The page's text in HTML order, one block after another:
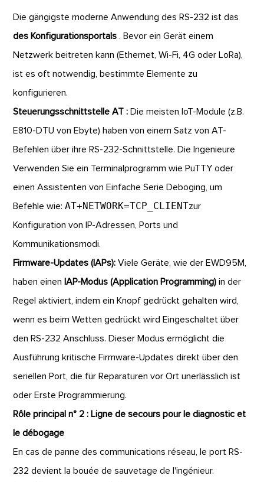
Die gängigste moderne Anwendung des RS-232 ist das
des Konfigurationsportals . Bevor ein Gerät einem
Netzwerk beitreten kann (Ethernet, Wi-Fi, 4G oder LoRa),
ist es oft notwendig, bestimmte Elemente zu
konfigurieren.
Steuerungsschnittstelle AT : Die meisten IoT-Module (z.B.
E810-DTU von Ebyte) haben von einem Satz von AT-
Befehlen über ihre RS-232-Schnittstelle. Die Ingenieure
Verwenden Sie ein Terminalprogramm wie PuTTY oder
einen Assistenten von Einfache Serie Deboging, um
Befehle wie:AT+NETWORK=TCP_CLIENTzur
Konfiguration von IP-Adressen, Ports und
Kommunikationsmodi.
Firmware-Updates (IAPs): Viele Geräte, wie der EWD95M,
haben einen IAP-Modus (Application Programming) in der
Regel aktiviert, indem ein Knopf gedrückt gehalten wird,
wenn es beim Wetten gedrückt wird Eingeschaltet über
den RS-232 Anschluss. Dieser Modus ermöglicht die
Ausführung kritische Firmware-Updates direkt über den
seriellen Port, die für Reparaturen vor Ort unerlässlich ist
oder Erste Programmierung.
Rôle principal n° 2 : Ligne de secours pour le diagnostic et
le débogage
En cas de panne des communications réseau, le port RS-
232 devient la bouée de sauvetage de l'ingénieur.